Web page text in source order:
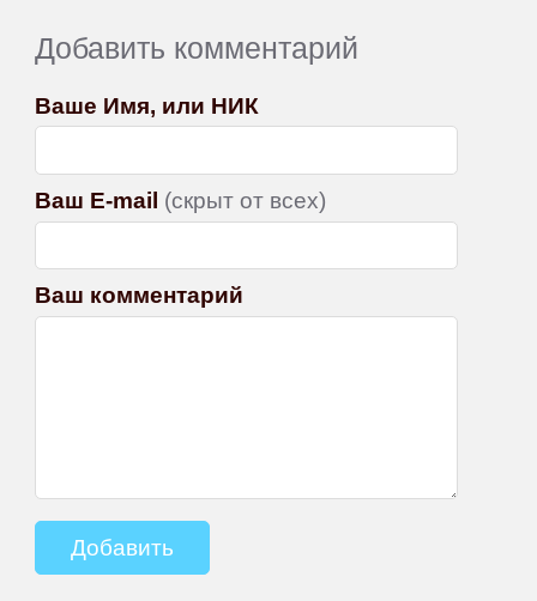
Добавить комментарий
Ваше Имя, или НИК
Ваш E-mail (скрыт от всех)
Ваш комментарий